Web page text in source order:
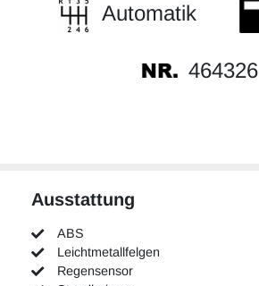
Automatik
464326
Ausstattung
ABS
Leichtmetallfelgen
Regensensor